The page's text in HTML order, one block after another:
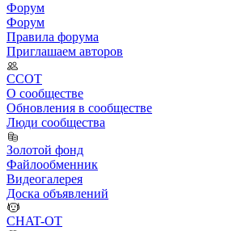
Форум
Форум
Правила форума
Приглашаем авторов
ССОТ
О сообществе
Обновления в сообществе
Люди сообщества
Золотой фонд
Файлообменник
Видеогалерея
Доска объявлений
CHAT-OT